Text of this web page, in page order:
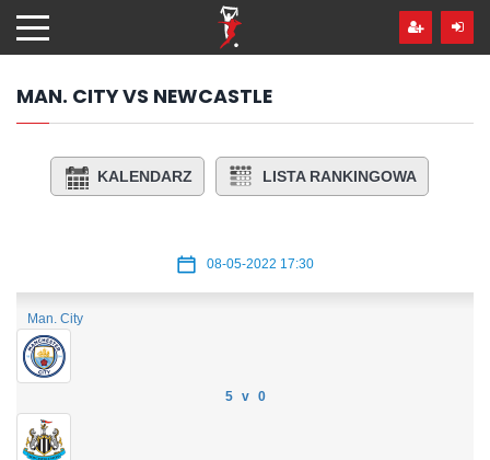
hdo
treści
MAN. CITY VS NEWCASTLE
KALENDARZ LISTA RANKINGOWA
08-05-2022 17:30
Man. City
5 v 0